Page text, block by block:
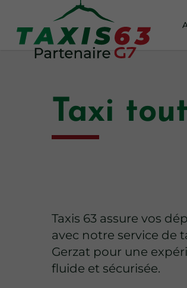
Taxi
Taxis 63 assure vos
avec notre service de
Gerzat pour une
fluide et sécurisée.